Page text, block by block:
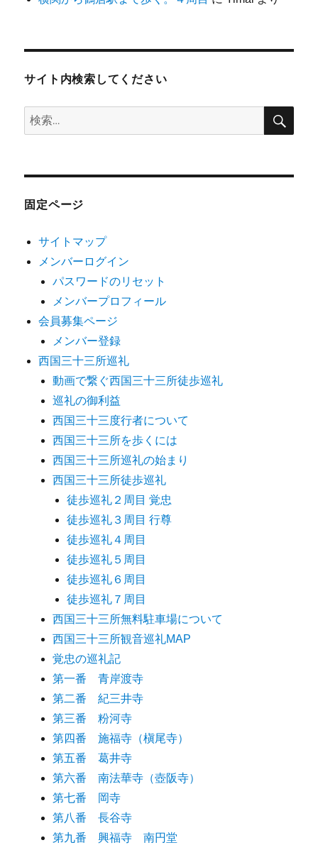
サイト内検索してください
検
索:
検
固定ページ
サイトマップ
メンバーログイン
パスワードのリセット
メンバープロフィール
会員募集ページ
メンバー登録
西国三十三所巡礼
動画で繋ぐ西国三十三所徒歩巡礼
巡礼の御利益
西国三十三度行者について
西国三十三所を歩くには
西国三十三所巡礼の始まり
西国三十三所徒歩巡礼
徒歩巡礼２周目 覚忠
徒歩巡礼３周目 行尊
徒歩巡礼４周目
徒歩巡礼５周目
徒歩巡礼６周目
徒歩巡礼７周目
西国三十三所無料駐車場について
西国三十三所観音巡礼MAP
覚忠の巡礼記
第一番 青岸渡寺
第二番 紀三井寺
第三番 粉河寺
第四番 施福寺（槇尾寺）
第五番 葛井寺
第六番 南法華寺（壺阪寺）
第七番 岡寺
第八番 長谷寺
第九番 興福寺 南円堂